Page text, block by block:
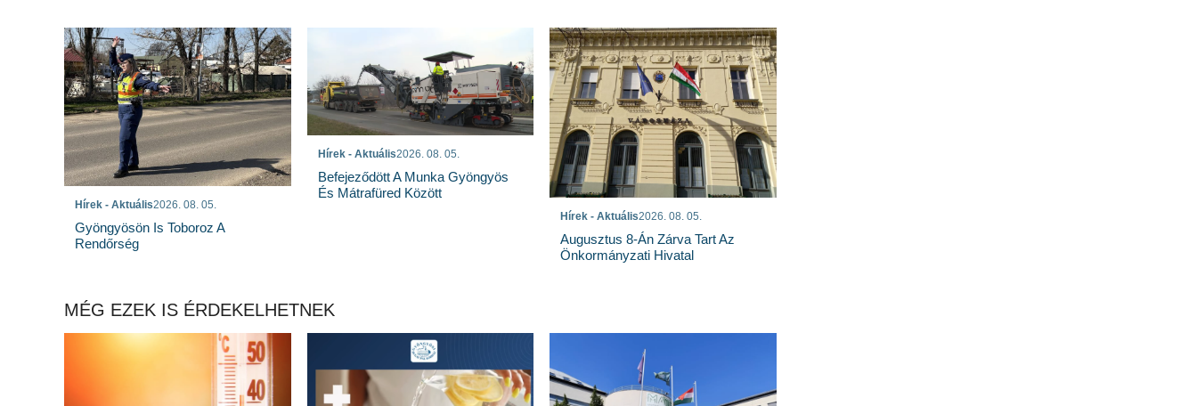
Hírek - Aktuális2026. 08. 05.
Gyöngyösön Is Toboroz A
Rendőrség
Hírek - Aktuális2026. 08. 05.
Befejeződött A Munka Gyöngyös
És Mátrafüred Között
Hírek - Aktuális2026. 08. 05.
Augusztus 8-Án Zárva Tart Az
Önkormányzati Hivatal
MÉG EZEK IS ÉRDEKELHETNEK